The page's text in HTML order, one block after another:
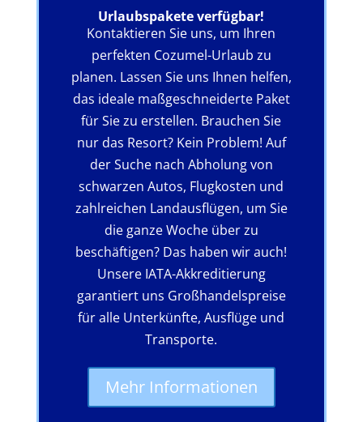
Urlaubspakete verfügbar!
Kontaktieren Sie uns, um Ihren
perfekten Cozumel-Urlaub zu
planen. Lassen Sie uns Ihnen helfen,
das ideale maßgeschneiderte Paket
für Sie zu erstellen. Brauchen Sie
nur das Resort? Kein Problem! Auf
der Suche nach Abholung von
schwarzen Autos, Flugkosten und
zahlreichen Landausflügen, um Sie
die ganze Woche über zu
beschäftigen? Das haben wir auch!
Unsere IATA-Akkreditierung
garantiert uns Großhandelspreise
für alle Unterkünfte, Ausflüge und
Transporte.
Mehr Informationen